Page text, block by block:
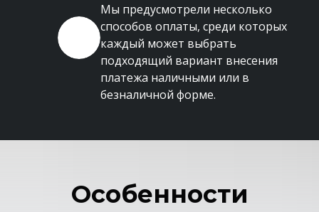
Мы предусмотрели несколько
способов оплаты, среди которых
каждый может выбрать
подходящий вариант внесения
платежа наличными или в
безналичной форме.
Особенности